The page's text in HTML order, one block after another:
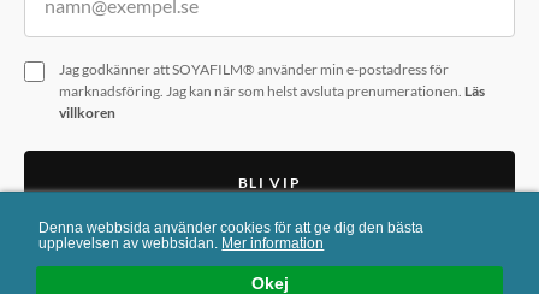
Okej
Denna webbsida använder cookies för att ge dig den bästa
upplevelsen av webbsidan. Mer information
Jag godkänner att SOYAFILM® använder min e-postadress för
marknadsföring. Jag kan när som helst avsluta prenumerationen. Läs
villkoren
BLI VIP
Formuläret skyddas av reCAPTCHA. Googlesintegritetspolicy
användarvillkorgäller.